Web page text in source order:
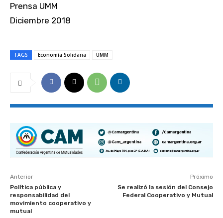
Prensa UMM
Diciembre 2018
TAGS Economía Solidaria UMM
Anterior
Política pública y
responsabilidad del
movimiento cooperativo y
mutual
Próximo
Se realizó la sesión del Consejo
Federal Cooperativo y Mutual